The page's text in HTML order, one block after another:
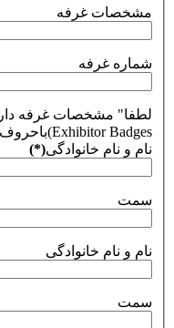
مشخصات غرفه
شماره غرفه
لطفا" مشخصات غرفه
Exhibitor Badges)باحروف بزرگ انگليسي وارد نمایید.
نام و نام خانوادگی(*)
سمت
نام و نام خانوادگی
سمت